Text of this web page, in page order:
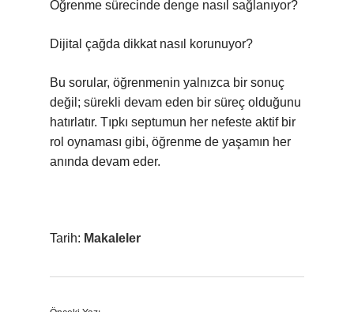
Öğrenme sürecinde denge nasıl sağlanıyor?
Dijital çağda dikkat nasıl korunuyor?
Bu sorular, öğrenmenin yalnızca bir sonuç
değil; sürekli devam eden bir süreç olduğunu
hatırlatır. Tıpkı septumun her nefeste aktif bir
rol oynaması gibi, öğrenme de yaşamın her
anında devam eder.
Tarih: Makaleler